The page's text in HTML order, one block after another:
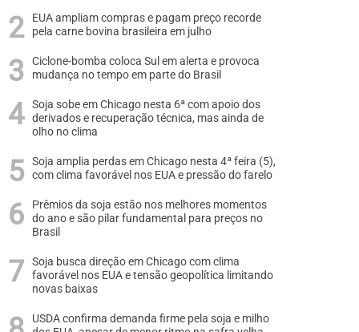
EUA ampliam compras e pagam preço recorde
pela carne bovina brasileira em julho
Ciclone-bomba coloca Sul em alerta e provoca
mudança no tempo em parte do Brasil
Soja sobe em Chicago nesta 6ª com apoio dos
derivados e recuperação técnica, mas ainda de
olho no clima
Soja amplia perdas em Chicago nesta 4ª feira (5),
com clima favorável nos EUA e pressão do farelo
Prêmios da soja estão nos melhores momentos
do ano e são pilar fundamental para preços no
Brasil
Soja busca direção em Chicago com clima
favorável nos EUA e tensão geopolítica limitando
novas baixas
USDA confirma demanda firme pela soja e milho